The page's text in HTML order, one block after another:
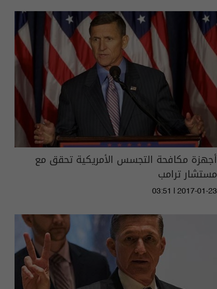
أجهزة مكافحة التجسس الأمريكية تحقق مع
مستشار ترامب
03:51 | 2017-01-23